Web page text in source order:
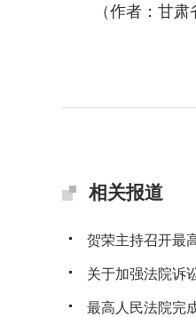
（作者：甘肃
相关报道
贺荣主持召开最
关于加强法院诉
最高人民法院完